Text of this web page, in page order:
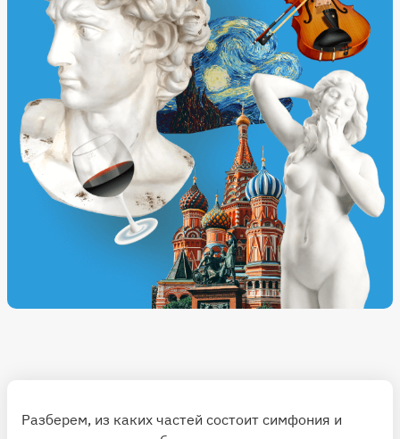
Разберем, из каких частей состоит симфония и